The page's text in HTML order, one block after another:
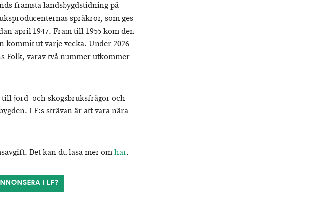
främsta landsbygdstidning på
språkrör, som ges
april 1947. Fram till 1955 kom den
kommit ut varje vecka. Under 2026
Folk, varav två nummer utkommer
jord- och skogsbruksfrågor och
LF:s strävan är att vara nära
Det kan du läsa mer omhär.
I LF?